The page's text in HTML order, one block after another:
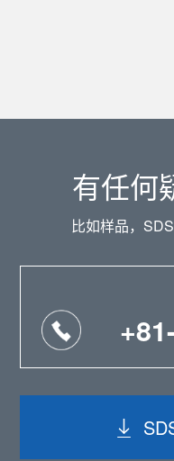
有任何
比如样品，